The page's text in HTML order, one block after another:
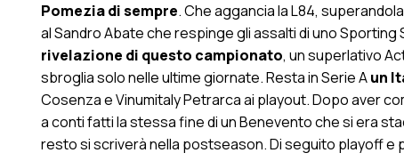
Pomezia di sempre. Che aggancia la L84,
al Sandro Abate che respinge gli assalti di uno
rivelazione di questo campionato, un superlativo
sbroglia solo nelle ultime giornate. Resta in Serie Aun
Cosenza e Vinumitaly Petrarca ai playout. Dopo aver
a conti fatti la stessa fine di un Benevento che si era
resto si scriverà nella postseason. Di seguito playoff e